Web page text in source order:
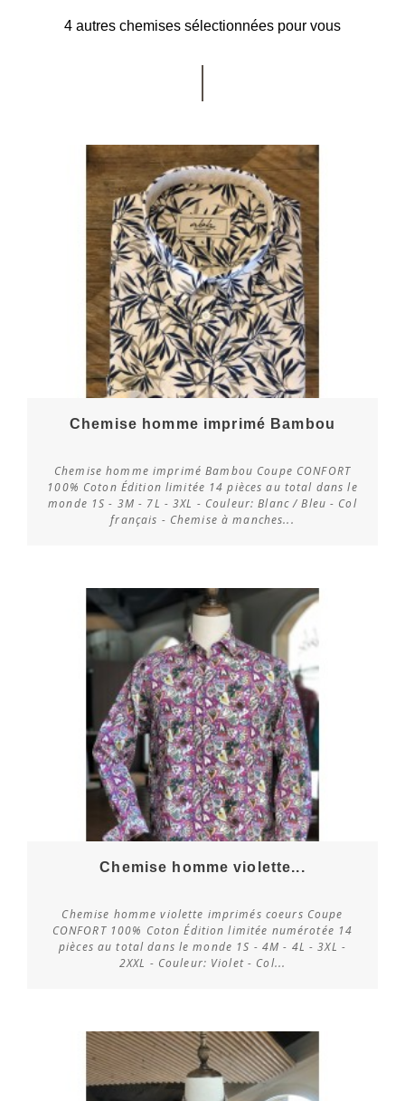
4 autres chemises sélectionnées pour vous
Vérifier la disponibilité
Chemise homme imprimé Bambou
Chemise homme imprimé Bambou Coupe CONFORT
100% Coton Édition limitée 14 pièces au total dans le
monde 1S - 3M - 7L - 3XL - Couleur: Blanc / Bleu - Col
français - Chemise à manches...
Vérifier la disponibilité
Chemise homme violette...
Chemise homme violette imprimés coeurs Coupe
CONFORT 100% Coton Édition limitée numérotée 14
pièces au total dans le monde 1S - 4M - 4L - 3XL -
2XXL - Couleur: Violet - Col...